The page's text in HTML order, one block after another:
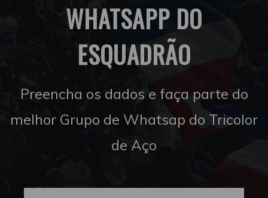
WHATSAPP DO
ESQUADRÃO
Preencha os dados e faça parte do
melhor Grupo de Whatsap do Tricolor
de Aço